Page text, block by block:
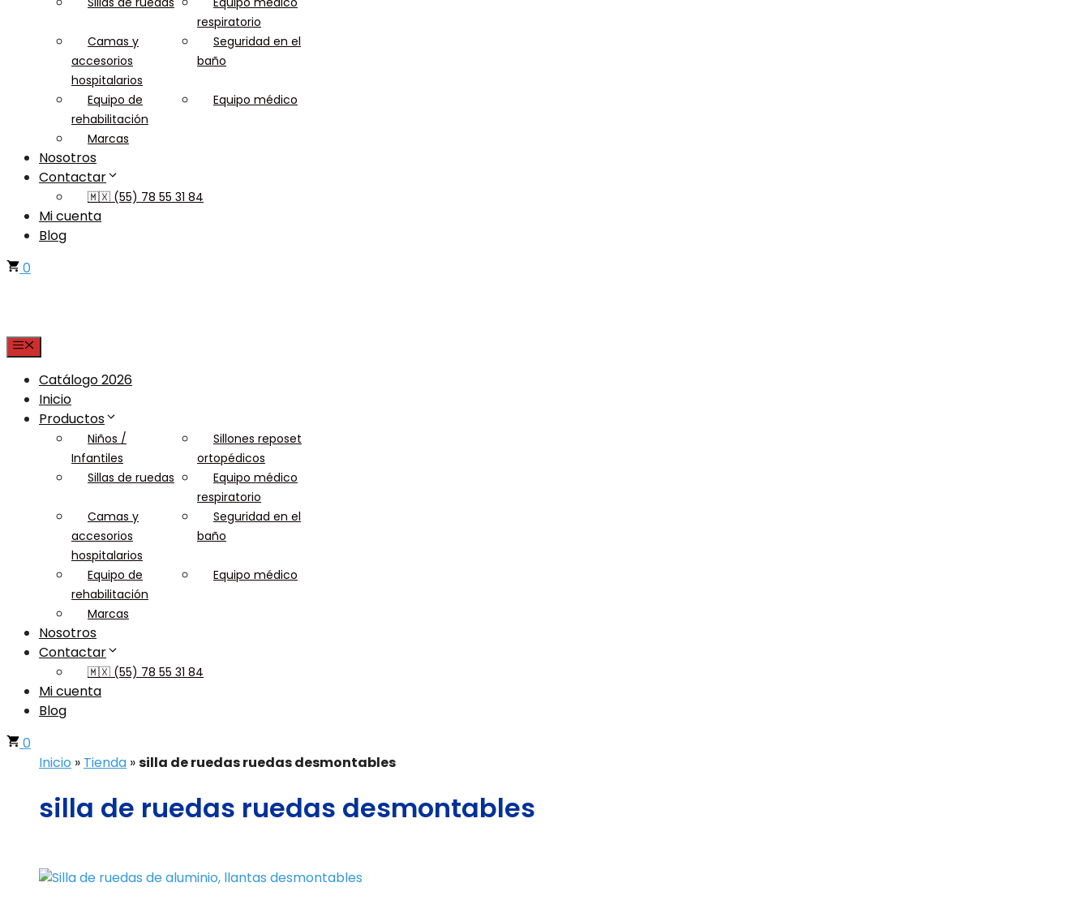
respiratorio
Camas y
accesorios
hospitalarios
Seguridad en el
baño
Equipo de
rehabilitación
Equipo médico
Marcas
Nosotros
Contactar
🇲🇽 (55) 78 55 31 84
Mi cuenta
Blog
0
Menu
Catálogo 2026
Inicio
Productos
Niños /
Infantiles
Sillones reposet
ortopédicos
Sillas de ruedas
Equipo médico
respiratorio
Camas y
accesorios
hospitalarios
Seguridad en el
baño
Equipo de
rehabilitación
Equipo médico
Marcas
Nosotros
Contactar
🇲🇽 (55) 78 55 31 84
Mi cuenta
Blog
0
Inicio » Tienda »silla de ruedas ruedas desmontables
silla de ruedas ruedas desmontables